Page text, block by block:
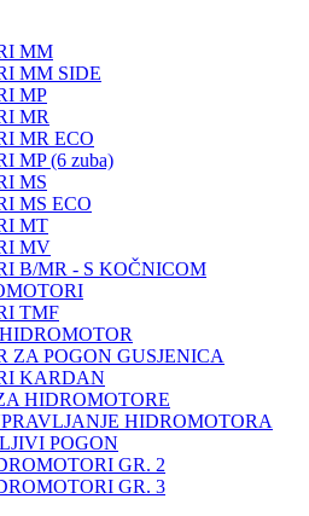
MM
MM SIDE
MP
MR
MR ECO
MP (6 zuba)
MS
MS ECO
MT
MV
B/MR - S KOČNICOM
TMF
ZA POGON GUSJENICA
KARDAN
HIDROMOTORE
HIDROMOTORA
POGON
GR. 2
GR. 3